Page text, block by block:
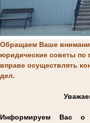
Обращаем Ваше
юридические советы по
вправе осуществлять
дел.
Информируем Вас о